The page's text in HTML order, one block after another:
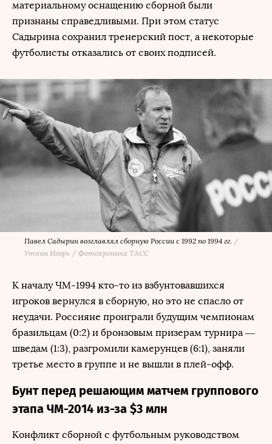
материальному оснащению сборной были
признаны справедливыми. При этом статус
Садырина сохранил тренерский пост, а некоторые
футболисты отказались от своих подписей.
Павел Садырин возглавлял сборную России с 1992 по 1994 гг. /
Уткин Игорь / Фотохроника ТАСС
К началу ЧМ-1994 кто-то из взбунтовавшихся
игроков вернулся в сборную, но это не спасло от
неудачи. Россияне проиграли будущим чемпионам
бразильцам (0:2) и бронзовым призерам турнира —
шведам (1:3), разгромили камерунцев (6:1), заняли
третье место в группе и не вышли в плей-офф.
Бунт перед решающим матчем группового
этапа ЧМ-2014 из-за $3 млн
Конфликт сборной с футбольным руководством